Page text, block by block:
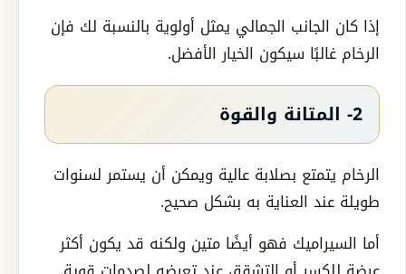
إذا كان الجانب الجمالي يمثل أولوية بالنسبة لك فإن
الرخام غالبًا سيكون الخيار الأفضل.
2- المتانة والقوة
الرخام يتمتع بصلابة عالية ويمكن أن يستمر لسنوات
طويلة عند العناية به بشكل صحيح.
أما السيراميك فهو أيضًا متين ولكنه قد يكون أكثر